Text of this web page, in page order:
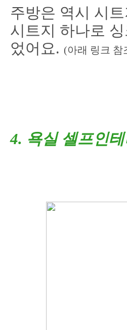
주방은 역시 시
시트지 하나로
었어요. (아래 링크 참
4. 욕실 셀프인